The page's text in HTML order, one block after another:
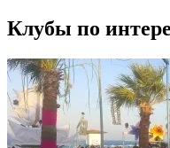
Клубы по